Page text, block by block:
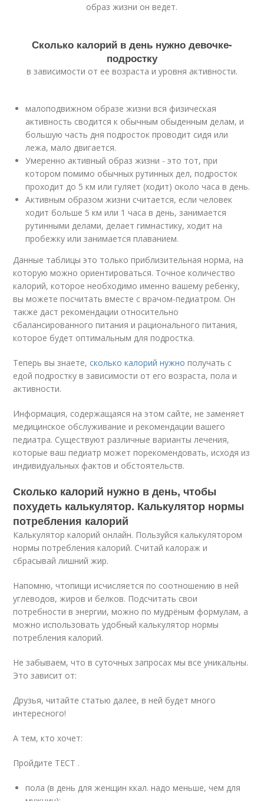
образ жизни он ведет.
Сколько калорий в день нужно девочке-
подростку
в зависимости от ее возраста и уровня активности.
малоподвижном образе жизни вся физическая
активность сводится к обычным обыденным делам, и
большую часть дня подросток проводит сидя или
лежа, мало двигается.
Умеренно активный образ жизни - это тот, при
котором помимо обычных рутинных дел, подросток
проходит до 5 км или гуляет (ходит) около часа в день.
Активным образом жизни считается, если человек
ходит больше 5 км или 1 часа в день, занимается
рутинными делами, делает гимнастику, ходит на
пробежку или занимается плаванием.
Данные таблицы это только приблизительная норма, на
которую можно ориентироваться. Точное количество
калорий, которое необходимо именно вашему ребенку,
вы можете посчитать вместе с врачом-педиатром. Он
также даст рекомендации относительно
сбалансированного питания и рационального питания,
которое будет оптимальным для подростка.
Теперь вы знаете,сколько калорий нужно получать с
едой подростку в зависимости от его возраста, пола и
активности.
Информация, содержащаяся на этом сайте, не заменяет
медицинское обслуживание и рекомендации вашего
педиатра. Существуют различные варианты лечения,
которые ваш педиатр может порекомендовать, исходя из
индивидуальных фактов и обстоятельств.
Сколько калорий нужно в день, чтобы
похудеть калькулятор. Калькулятор нормы
потребления калорий
Калькулятор калорий онлайн. Пользуйся калькулятором
нормы потребления калорий. Считай калораж и
сбрасывай лишний жир.
Напомню, чтопищи исчисляется по соотношению в ней
углеводов, жиров и белков. Подсчитать свои
потребности в энергии, можно по мудрёным формулам, а
можно использовать удобный калькулятор нормы
потребления калорий.
Не забываем, что в суточных запросах мы все уникальны.
Это зависит от:
Друзья, читайте статью далее, в ней будет много
интересного!
А тем, кто хочет:
Пройдите ТЕСТ .
пола (в день для женщин ккал. надо меньше, чем для